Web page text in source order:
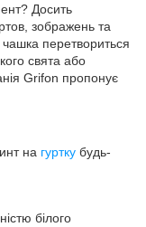
Досить
зображень та
чашка перетвориться
свята або
Grifon пропонує
на гуртку будь-
білого